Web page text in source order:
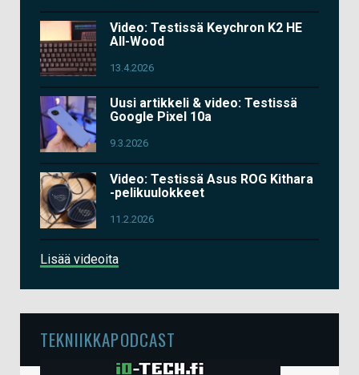
Video: Testissä Keychron K2 HE
All-Wood
13.4.2026
Uusi artikkeli & video: Testissä
Google Pixel 10a
9.3.2026
Video: Testissä Asus ROG Kithara
-pelikuulokkeet
11.2.2026
Lisää videoita
TEKNIIKKAPODCAST